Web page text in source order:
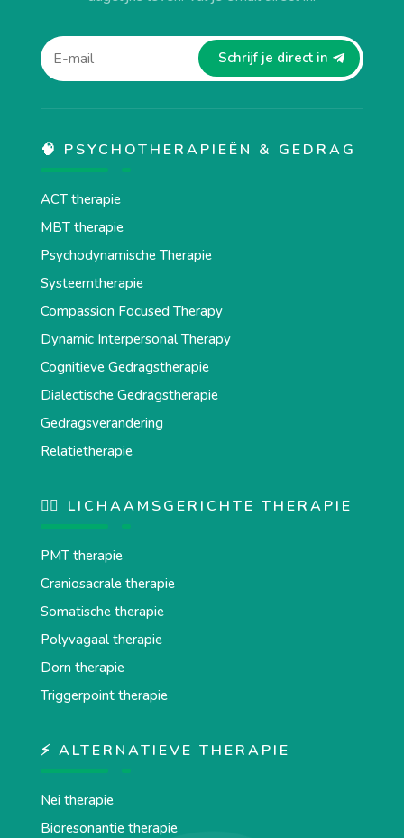
Schrijf je direct in
🧠 PSYCHOTHERAPIEËN & GEDRAG
ACT therapie
MBT therapie
Psychodynamische Therapie
Systeemtherapie
Compassion Focused Therapy
Dynamic Interpersonal Therapy
Cognitieve Gedragstherapie
Dialectische Gedragstherapie
Gedragsverandering
Relatietherapie
💆‍♂️ LICHAAMSGERICHTE THERAPIE
PMT therapie
Craniosacrale therapie
Somatische therapie
Polyvagaal therapie
Dorn therapie
Triggerpoint therapie
⚡ ALTERNATIEVE THERAPIE
Nei therapie
Bioresonantie therapie